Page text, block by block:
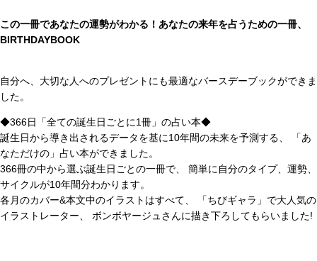
この一冊であなたの運勢がわかる！あなたの来年を占うための一冊、
BIRTHDAYBOOK
自分へ、大切な人へのプレゼントにも最適なバースデーブックができま
した。
◆366日「全ての誕生日ごとに1冊」の占い本◆
誕生日から導き出されるデータを基に10年間の未来を予測する、 「あ
なただけの」占い本ができました。
366冊の中から選ぶ誕生日ごとの一冊で、 簡単に自分のタイプ、運勢、
サイクルが10年間分わかります。
各月のカバー&本文中のイラストはすべて、 「ちびギャラ」で大人気の
イラストレーター、 ボンボヤージュさんに描き下ろしてもらいました!